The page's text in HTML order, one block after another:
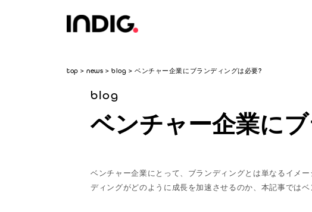
top > news > blog > ベンチャー企業にブランディングは必要?
blog
ベンチャー企業に
ベンチャー企業にとって、ブランディングとは単なるイメ
ディングがどのように成長を加速させるのか、本記事では